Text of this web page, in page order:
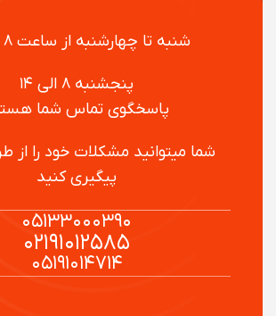
شنبه تا چهارشنبه از ساعت ۸ الی ۱۶
پنجشنبه ۸ الی ۱۴
پاسخگوی تماس شما هستیم
شما میتوانید مشکلات خود را از
پیگیری کنید
۰۵۱۳۳۰۰۰۳۹۰
۰۲۱۹۱۰۱۲۵۸۵
۰۵۱۹۱۰۱۴۷۱۴